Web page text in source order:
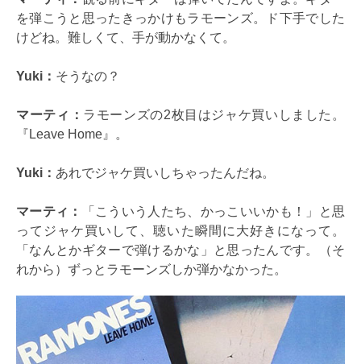
を弾こうと思ったきっかけもラモーンズ。ド下手でした
けどね。難しくて、手が動かなくて。
Yuki： そうなの？
マーティ： ラモーンズの2枚目はジャケ買いしました。
『Leave Home』。
Yuki： あれでジャケ買いしちゃったんだね。
マーティ：
「こういう人たち、かっこいいかも！」と思
ってジャケ買いして、聴いた瞬間に大好きになって。
「なんとかギターで弾けるかな」と思ったんです。（そ
れから）ずっとラモーンズしか弾かなかった。